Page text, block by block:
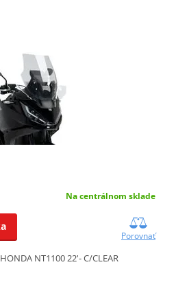
Na centrálnom sklade
Porovnať
NT1100 22'- C/CLEAR